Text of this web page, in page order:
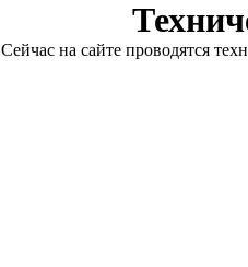
Сейчас на сайте проводятся